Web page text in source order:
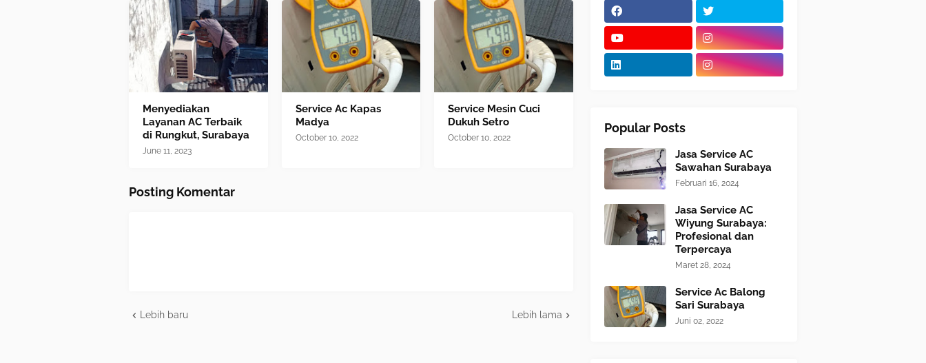
Menyediakan
Layanan AC Terbaik
di Rungkut, Surabaya
June 11, 2023
Service Ac Kapas
Madya
October 10, 2022
Service Mesin Cuci
Dukuh Setro
October 10, 2022
Posting Komentar
Lebih baru Lebih lama
Popular Posts
Jasa Service AC
Sawahan Surabaya
Februari 16, 2024
Jasa Service AC
Wiyung Surabaya:
Profesional dan
Terpercaya
Maret 28, 2024
Service Ac Balong
Sari Surabaya
Juni 02, 2022